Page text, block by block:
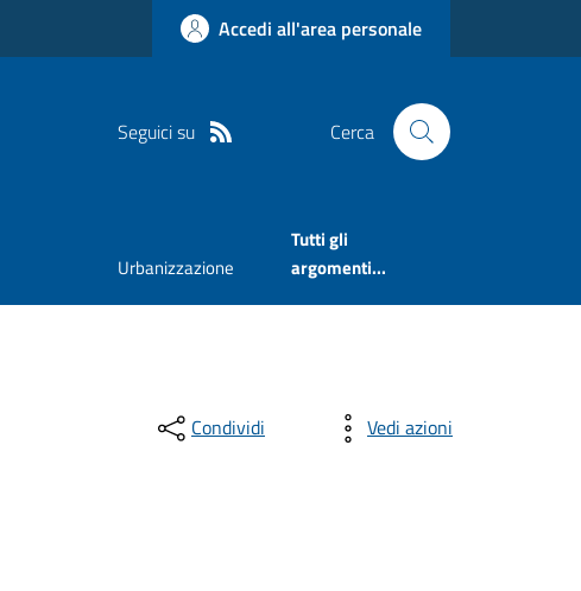
Accedi all'area personale
Seguici su Cerca
Urbanizzazione
Tutti gli
argomenti...
Condividi Vedi azioni